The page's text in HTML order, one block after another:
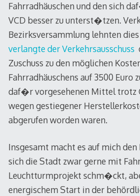
Fahrradhäuschen und den sich
VCD besser zu unterst�tzen.
Bezirksversammlung lehnten
verlangte der Verkehrsausschuss
Zuschuss zu den möglichen
Fahrradhäuschens auf 3500 Euro
daf�r vorgesehenen Mittel trotz
wegen gestiegener
abgerufen worden waren.
Insgesamt macht es auf mich den
sich die Stadt zwar gerne mit
Leuchtturmprojekt schm�ckt,
energischem Start in der